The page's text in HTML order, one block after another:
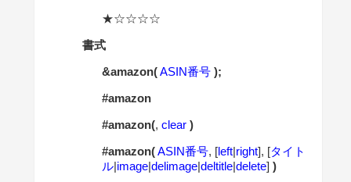
★☆☆☆☆
書式
&amazon(ASIN番号 );
#amazon
#amazon(,clear )
#amazon(ASIN番号, [left|right], [タイト
ル|image|delimage|deltitle|delete])